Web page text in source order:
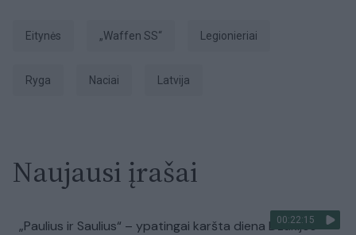
eitynės „Waffen SS“ legionieriai
Ryga naciai Latvija
Naujausi įrašai
00:22:15
„Paulius ir Saulius“ – ypatingai karšta diena Dzūkijos